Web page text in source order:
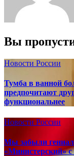
Вы
Новости России
Тумба в ванной
предпочитают
функциональнее
Новости России
Мы забыли
«Министерский»